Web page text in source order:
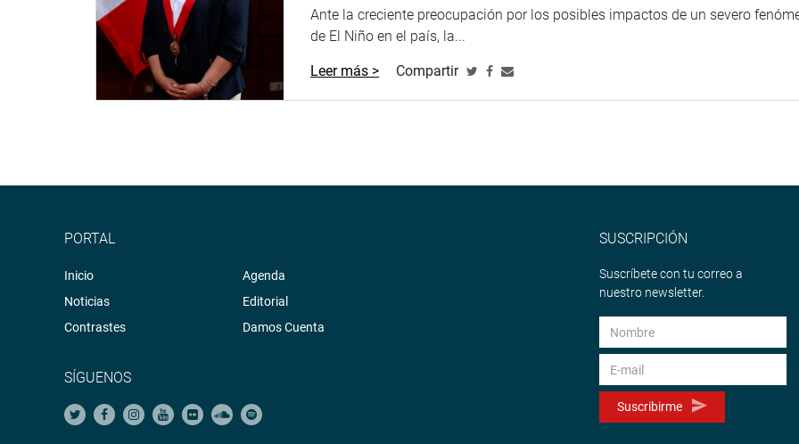
Ante la creciente preocupación por los posibles impactos de un severo
de El Niño en el país, la...
Leer más > Compartir
PORTAL
Inicio
Noticias
Contrastes
Agenda
Editorial
Damos Cuenta
SÍGUENOS
SUSCRIPCIÓN
Suscríbete con tu correo a
nuestro newsletter.
Suscribirme